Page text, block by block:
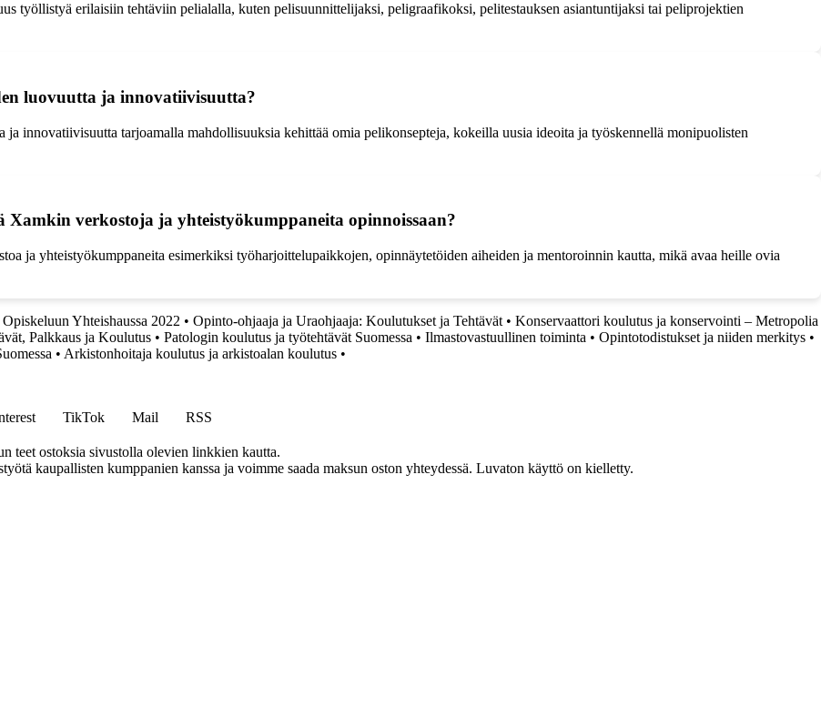
työllistyä erilaisiin tehtäviin pelialalla, kuten pelisuunnittelijaksi, peligraafikoksi, pelitestauksen asiantuntijaksi tai peliprojektien
luovuutta ja innovatiivisuutta?
innovatiivisuutta tarjoamalla mahdollisuuksia kehittää omia pelikonsepteja, kokeilla uusia ideoita ja työskennellä monipuolisten
verkostoja ja yhteistyökumppaneita opinnoissaan?
ja yhteistyökumppaneita esimerkiksi työharjoittelupaikkojen, opinnäytetöiden aiheiden ja mentoroinnin kautta, mikä avaa heille ovia
Yhteishaussa 2022 • Opinto-ohjaaja ja Uraohjaaja: Koulutukset ja Tehtävät • Konservaattori koulutus ja konservointi – Metropolia
Palkkaus ja Koulutus • Patologin koulutus ja työtehtävät Suomessa • Ilmastovastuullinen toiminta • Opintotodistukset ja niiden merkitys •
• Arkistonhoitaja koulutus ja arkistoalan koulutus •
TikTok Mail
RSS
teet ostoksia sivustolla olevien linkkien kautta.
kaupallisten kumppanien kanssa ja voimme saada maksun oston yhteydessä. Luvaton käyttö on kielletty.